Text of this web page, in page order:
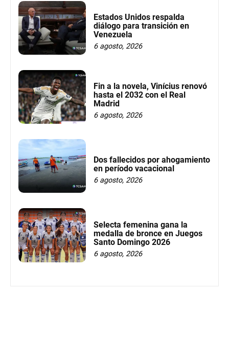
Estados Unidos respalda
diálogo para transición en
Venezuela
6 agosto, 2026
Fin a la novela, Vinícius renovó
hasta el 2032 con el Real
Madrid
6 agosto, 2026
Dos fallecidos por ahogamiento
en período vacacional
6 agosto, 2026
Selecta femenina gana la
medalla de bronce en Juegos
Santo Domingo 2026
6 agosto, 2026